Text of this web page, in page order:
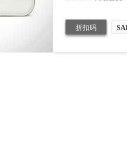
折扣码